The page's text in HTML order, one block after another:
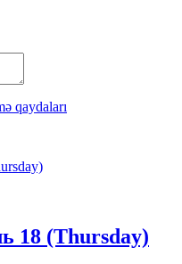
qaydaları
18 (Thursday)